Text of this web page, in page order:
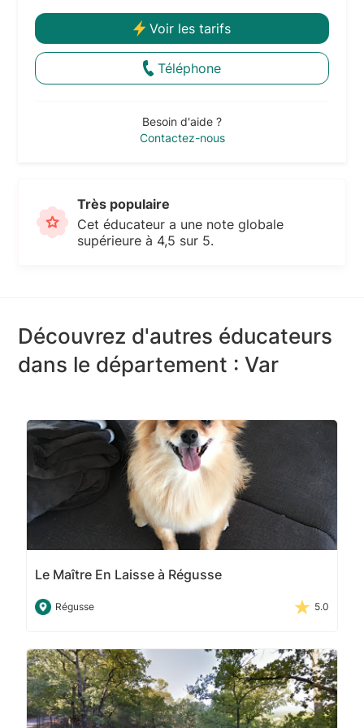
Voir les tarifs
Téléphone
Besoin d'aide ?
Contactez-nous
Très populaire
Cet éducateur a une note globale
supérieure à 4,5 sur 5.
Découvrez d'autres éducateurs
dans le département : Var
Le Maître En Laisse à Régusse
Régusse 5.0